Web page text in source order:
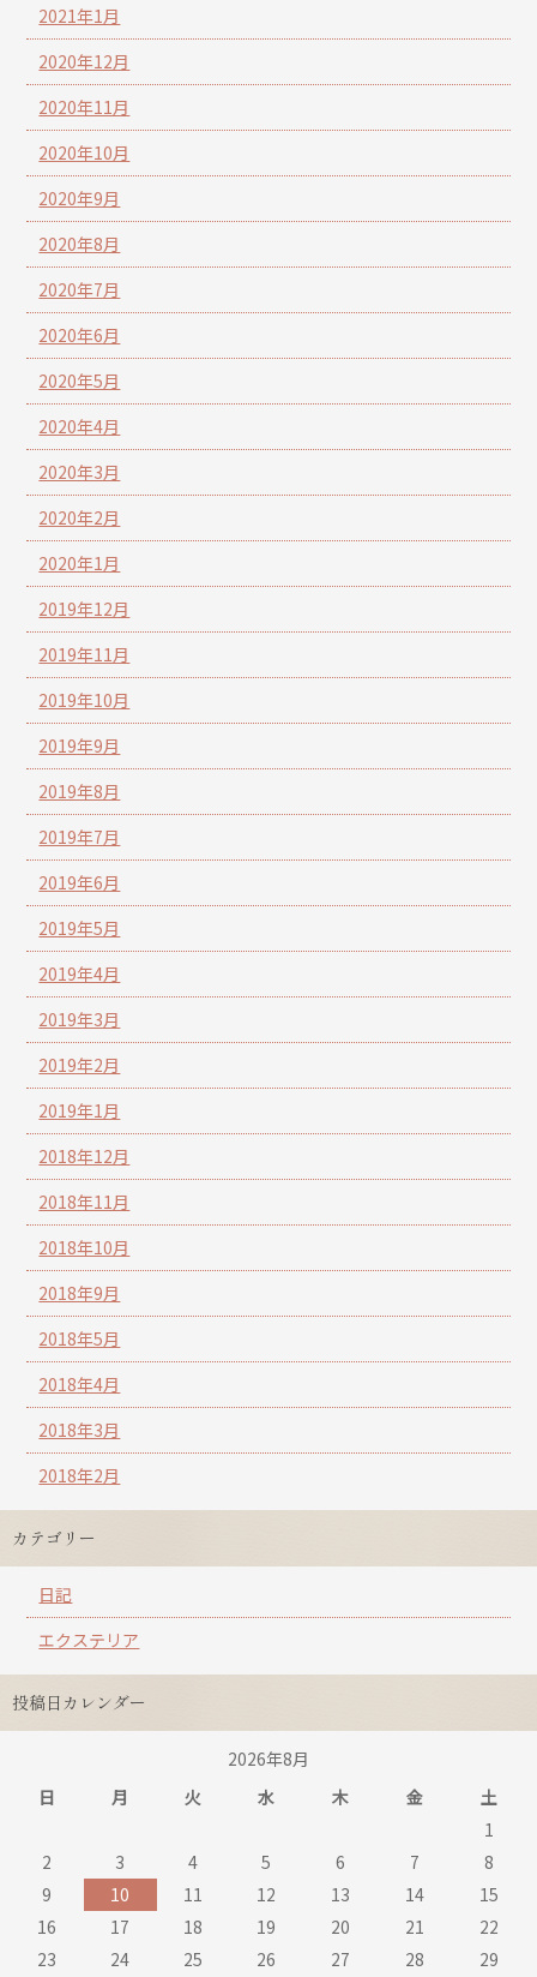
2021年1月
2020年12月
2020年11月
2020年10月
2020年9月
2020年8月
2020年7月
2020年6月
2020年5月
2020年4月
2020年3月
2020年2月
2020年1月
2019年12月
2019年11月
2019年10月
2019年9月
2019年8月
2019年7月
2019年6月
2019年5月
2019年4月
2019年3月
2019年2月
2019年1月
2018年12月
2018年11月
2018年10月
2018年9月
2018年5月
2018年4月
2018年3月
2018年2月
カテゴリー
日記
エクステリア
投稿日カレンダー
2026年8月
日
月 火 水 木 金
土
1
2
3 4 5 6 7
8
9
10 11 12 13 14
15
16
17 18 19 20 21
22
23
24 25 26 27 28 29